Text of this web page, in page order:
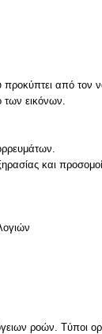
προκύπτει από τον
των εικόνων.
ροών. Tύποι